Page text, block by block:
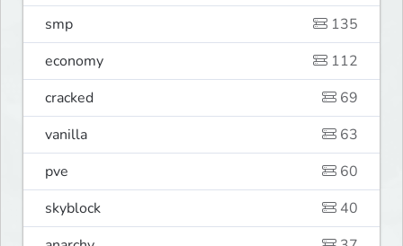
smp
135
economy
112
cracked
69
vanilla
63
pve
60
skyblock
40